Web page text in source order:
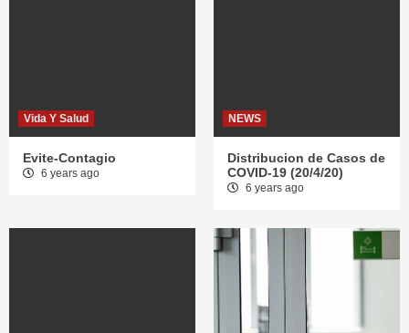
Vida Y Salud
Evite-Contagio
6 years ago
NEWS
Distribucion de Casos de
COVID-19 (20/4/20)
6 years ago